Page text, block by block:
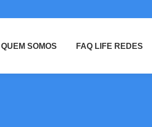
QUEM SOMOS FAQ LIFE REDES